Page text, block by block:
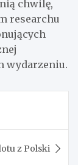
chwilę,
researchu
wydarzeniu.
z Polski